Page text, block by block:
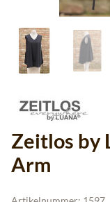
Zeitlos by
Arm